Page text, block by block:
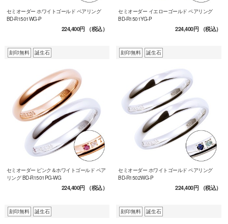
セミオーダー ホワイトゴールド ペアリング
BD-R1501WG-P
224,400円（税込）
セミオーダー イエローゴールド ペアリング
BD-R1501YG-P
224,400円（税込）
刻印無料 誕生石
セミオーダー ピンク＆ホワイトゴールド ペア
リング BD-R1501PG-WG
224,400円（税込）
刻印無料 誕生石
セミオーダー ホワイトゴールド ペアリング
BD-R1502WG-P
224,400円（税込）
刻印無料 誕生石 刻印無料 誕生石